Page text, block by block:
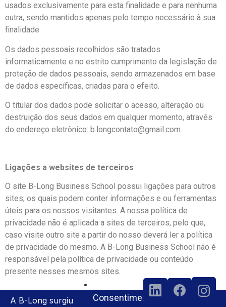
usados exclusivamente para esta finalidade e para nenhuma
outra, sendo mantidos apenas pelo tempo necessário à sua
finalidade.
Os dados pessoais recolhidos são tratados
informaticamente e no estrito cumprimento da legislação de
proteção de dados pessoais, sendo armazenados em base
de dados específicas, criadas para o efeito.
O titular dos dados pode solicitar o acesso, alteração ou
destruição dos seus dados em qualquer momento, através
do endereço eletrônico: b.longcontato@gmail.com.
Ligações a websites de terceiros
O site B-Long Business School possui ligações para outros
sites, os quais podem conter informações e ou ferramentas
úteis para os nossos visitantes. A nossa política de
privacidade não é aplicada a sites de terceiros, pelo que,
caso visite outro site a partir do nosso deverá ler a política
de privacidade do mesmo. A B-Long Business School não é
responsável pela política de privacidade ou conteúdo
presente nesses mesmos sites.
A B-Long surgiu
Consentimento